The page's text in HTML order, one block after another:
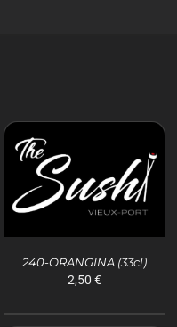
AJOUTER AU PANIER
240-ORANGINA (33cl)
2,50 €